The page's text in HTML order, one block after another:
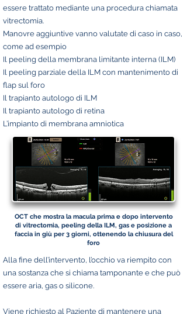
essere trattato mediante una procedura chiamata
vitrectomia.
Manovre aggiuntive vanno valutate di caso in caso,
come ad esempio
Il peeling della membrana limitante interna (ILM)
Il peeling parziale della ILM con mantenimento di
flap sul foro
Il trapianto autologo di ILM
Il trapianto autologo di retina
L’impianto di membrana amniotica
OCT che mostra la macula prima e dopo intervento
di vitrectomia, peeling della ILM, gas e posizione a
faccia in giù per 3 giorni, ottenendo la chiusura del
foro
Alla fine dell’intervento, l’occhio va riempito con
una sostanza che si chiama tamponante e che può
essere aria, gas o silicone.
Viene richiesto al Paziente di mantenere una